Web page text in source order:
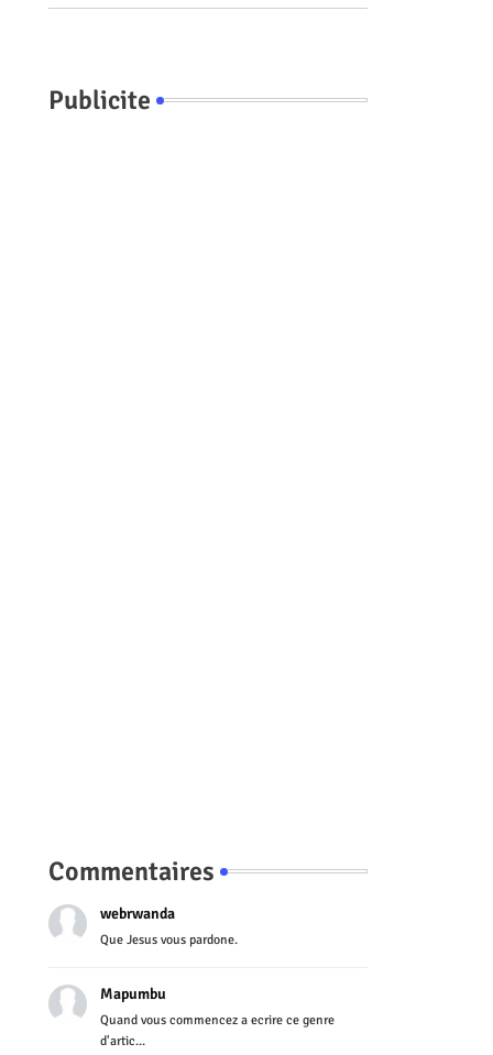
Publicite
Commentaires
webrwanda
Que Jesus vous pardone.
Mapumbu
Quand vous commencez a ecrire ce genre
d'artic...